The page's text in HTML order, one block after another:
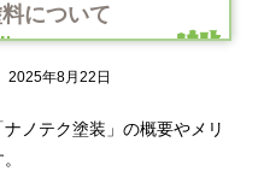
について
2025年8月22日
ノテク塗装」の概要やメリ